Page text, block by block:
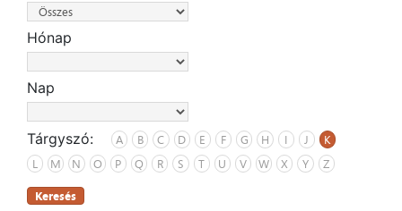
Hónap
Nap
Tárgyszó: A B C D E F G H I J
K
L
M N O P Q R S T U V W X Y Z
Keresés